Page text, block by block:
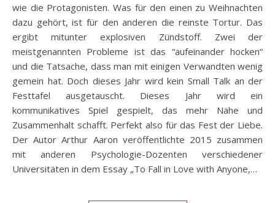
wie die Protagonisten. Was für den einen zu Weihnachten
dazu gehört, ist für den anderen die reinste Tortur. Das
ergibt mitunter explosiven Zündstoff. Zwei der
meistgenannten Probleme ist das “aufeinander hocken“
und die Tatsache, dass man mit einigen Verwandten wenig
gemein hat. Doch dieses Jahr wird kein Small Talk an der
Festtafel ausgetauscht. Dieses Jahr wird ein
kommunikatives Spiel gespielt, das mehr Nähe und
Zusammenhalt schafft. Perfekt also für das Fest der Liebe.
Der Autor Arthur Aaron veröffentlichte 2015 zusammen
mit anderen Psychologie-Dozenten verschiedener
Universitäten in dem Essay „To Fall in Love with Anyone,…